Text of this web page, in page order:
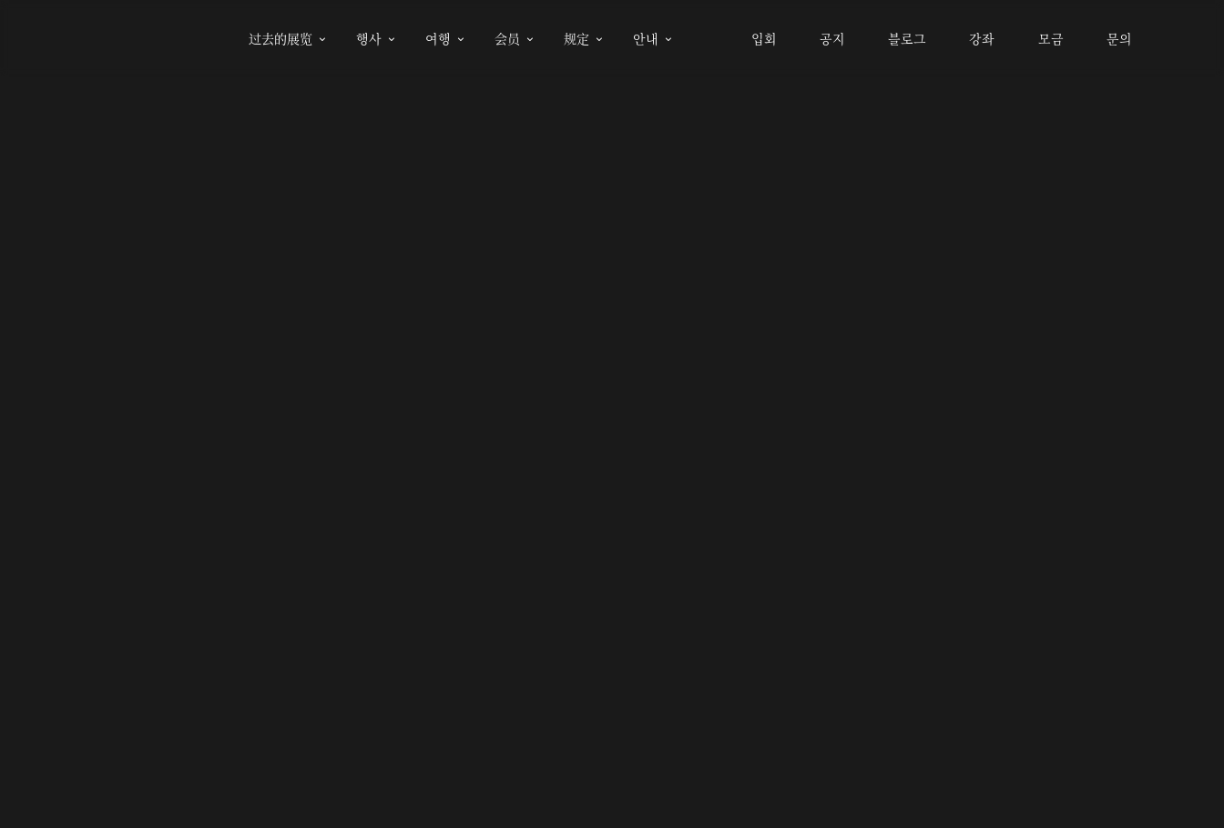
过去的展览  행사  여행  会员  规定  안내  입회 공지 블로그 강좌 모금 문의